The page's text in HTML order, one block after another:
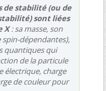
de stabilité (ou de
sont liées
X: sa masse, son
dépendantes),
quantiques qui
de la particule
électrique, charge
de couleur pour